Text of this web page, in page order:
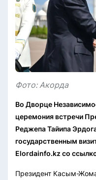
Фото: Акорда
Во Дворце
церемония встречи
Реджепа Тайипа
государственным
Elordainfo.kz со
Президент Касым-